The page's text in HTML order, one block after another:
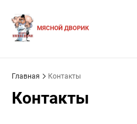
Главная Контакты
Контакты